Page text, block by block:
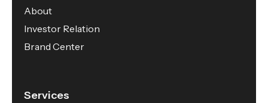
About
Investor Relation
Brand Center
Services